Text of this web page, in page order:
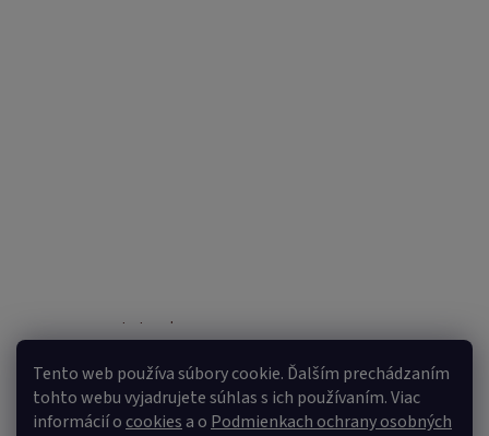
Tento web používa súbory cookie. Ďalším prechádzaním
tohto webu vyjadrujete súhlas s ich používaním. Viac
informácií ocookiesa o Podmienkach ochrany osobných
Sledovať na Instagrame